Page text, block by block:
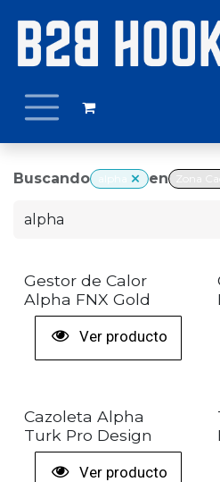
Buscando en Zona
Gestor de Calor
Alpha FNX Gold
Ver producto
+ COLORES
Cazoleta Alpha
Turk Pro Design
Ver producto